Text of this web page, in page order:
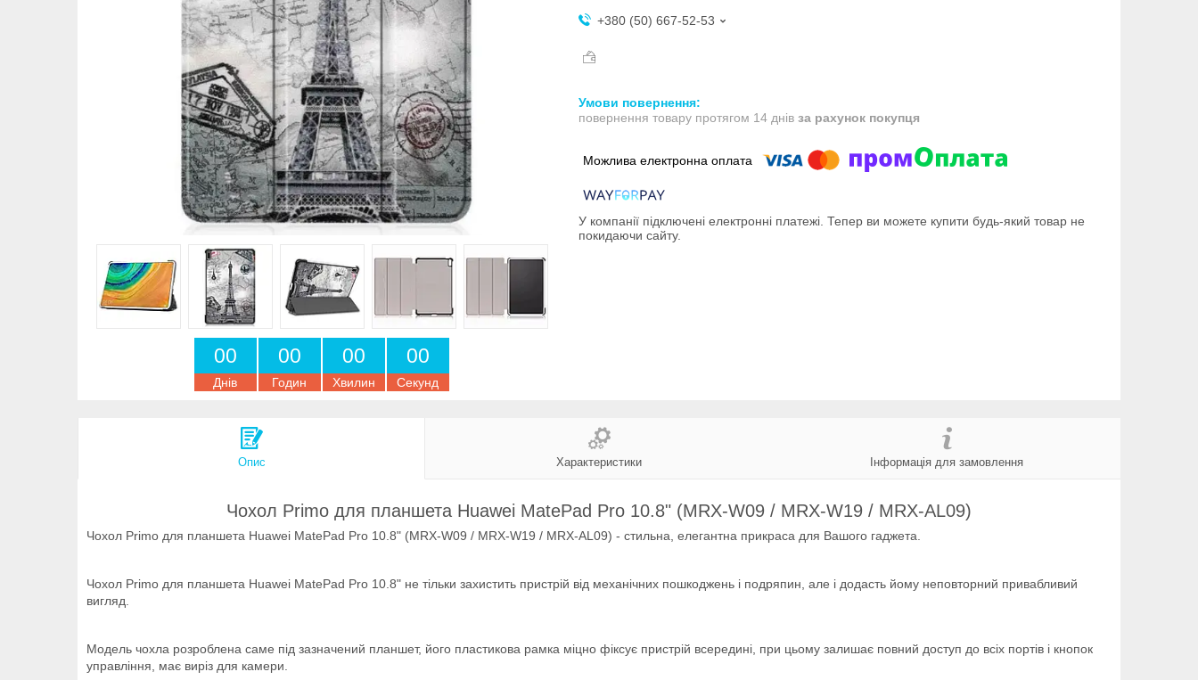
00
Днів
00
Годин
00
Хвилин
00
Секунд
+380 (50) 667-52-53
повернення товару протягом 14 днів за рахунок покупця
У компанії підключені електронні платежі. Тепер ви можете купити будь-який товар не
покидаючи сайту.
Опис Характеристики Інформація для замовлення
Чохол Primo для планшета Huawei MatePad Pro 10.8" (MRX-W09 / MRX-W19 / MRX-AL09)
Чохол Primo для планшета Huawei MatePad Pro 10.8" (MRX-W09 / MRX-W19 / MRX-AL09) - стильна, елегантна прикраса для Вашого гаджета.
Чохол Primo для планшета Huawei MatePad Pro 10.8" не тільки захистить пристрій від механічних пошкоджень і подряпин, але і додасть йому неповторний привабливий
вигляд.
Модель чохла розроблена саме під зазначений планшет, його пластикова рамка міцно фіксує пристрій всередині, при цьому залишає повний доступ до всіх портів і кнопок
управління, має виріз для камери.